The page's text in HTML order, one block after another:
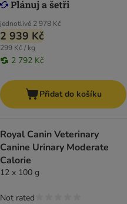
jednotlivě 2 978 Kč
2 939 Kč
299 Kč / kg
2 792 Kč
Přidat do košíku
Royal Canin Veterinary
Canine Urinary Moderate
Calorie
12 x 100 g
Not rated